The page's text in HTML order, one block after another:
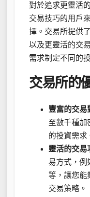
對於追求更靈活
交易技巧的用戶
擇。交易所提供
以及更靈活的交
需求制定不同的
交易所的
豐富的交易
至數千種加
的投資需求
靈活的交易
易方式，例
等，讓您能
交易策略。